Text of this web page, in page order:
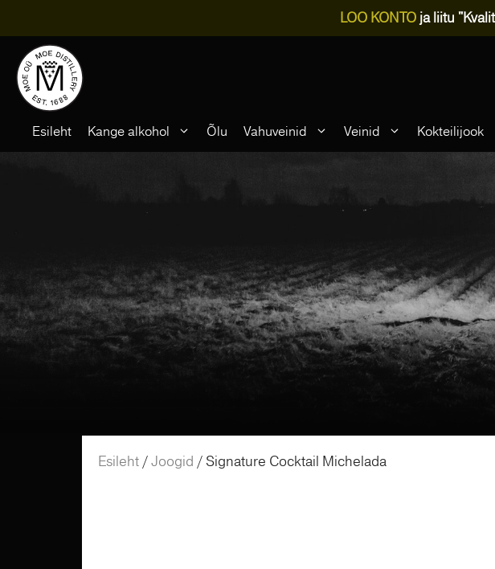
LOO KONTOja liitu
content
Esileht Kange alkohol Õlu Vahuveinid Veinid Kokteilijook
Esileht /Joogid / Signature Cocktail Michelada